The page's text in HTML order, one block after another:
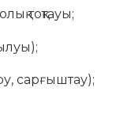
тоқтауы;
сарғыштау);